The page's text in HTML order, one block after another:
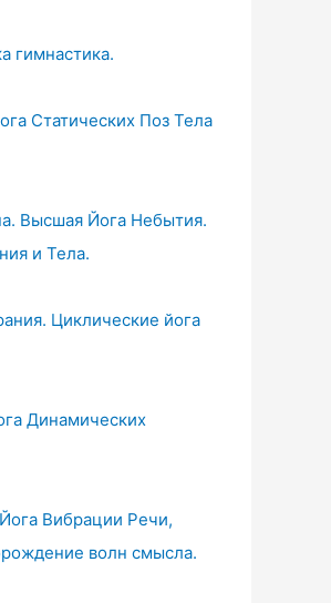
гимнастика.
Статических Поз Тела
Высшая Йога Небытия.
и Тела.
Циклические йога
Динамических
Вибрации Речи,
волн смысла.